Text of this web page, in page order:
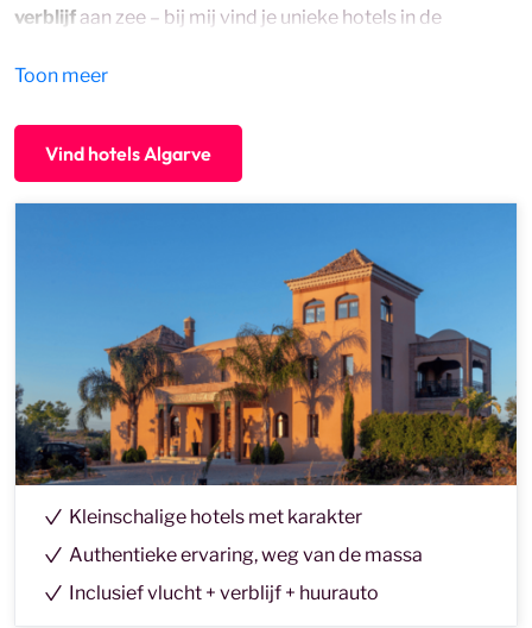
verblijf aan zee – bij mij vind je unieke hotels in de
ook mijn selectie van overige
Toon meer
Vind hotels Algarve
Kleinschalige hotels met karakter
Authentieke ervaring, weg van de massa
Inclusief vlucht + verblijf + huurauto